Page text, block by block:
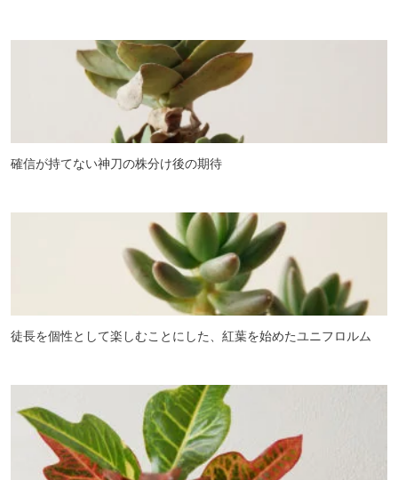
確信が持てない神刀の株分け後の期待
徒長を個性として楽しむことにした、紅葉を始めたユニフロルム